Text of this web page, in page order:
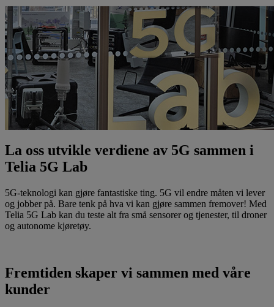
La oss utvikle verdiene av 5G sammen i
Telia 5G Lab
5G-teknologi kan gjøre fantastiske ting. 5G vil endre måten vi lever
og jobber på. Bare tenk på hva vi kan gjøre sammen fremover! Med
Telia 5G Lab kan du teste alt fra små sensorer og tjenester, til droner
og autonome kjøretøy.
Fremtiden skaper vi sammen med våre
kunder